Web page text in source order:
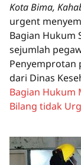
Kota Bima,
urgent
Bagian Hukum
sejumlah
Penyemprotan
dari Dinas
Bagian Hukum
Bilang tidak